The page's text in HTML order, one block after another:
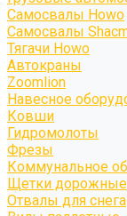
Самосвалы Howo
Самосвалы
Тягачи Howo
Автокраны
Zoomlion
Навесное
Ковши
Гидромолоты
Фрезы
Коммунальное
Щетки дорожные
Отвалы для снега